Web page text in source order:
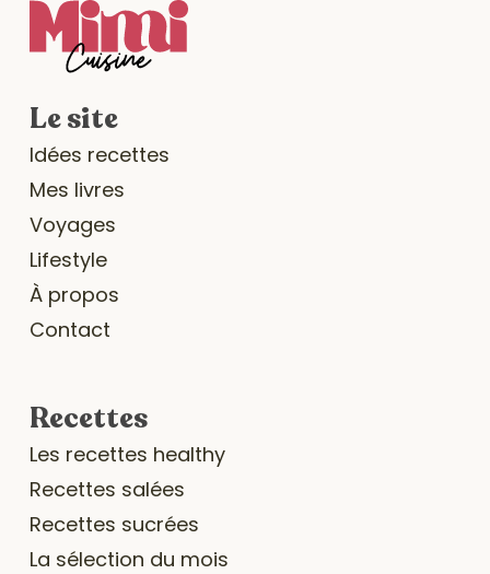
Le site
Idées recettes
Mes livres
Voyages
Lifestyle
À propos
Contact
Recettes
Les recettes healthy
Recettes salées
Recettes sucrées
La sélection du mois